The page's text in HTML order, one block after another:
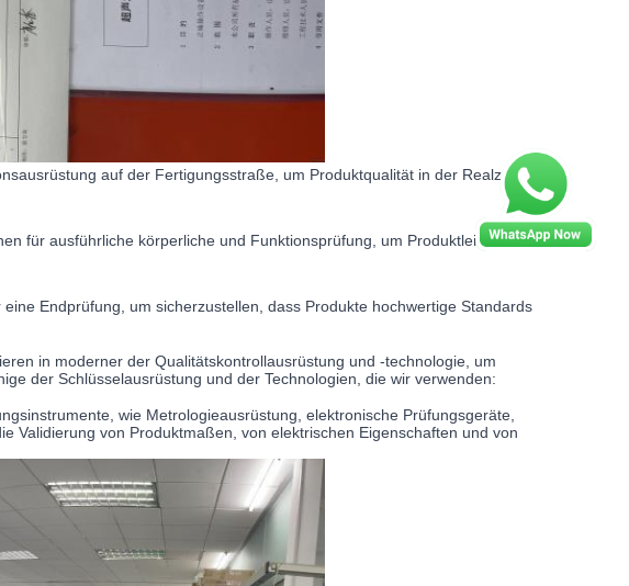
auf der Fertigungsstraße, um Produktqualität in der Realzeit zu
für ausführliche körperliche und Funktionsprüfung, um Produktleistung und
Endprüfung, um sicherzustellen, dass Produkte hochwertige Standards
in moderner der Qualitätskontrollausrüstung und -technologie, um
der Schlüsselausrüstung und der Technologien, die wir verwenden:
wie Metrologieausrüstung, elektronische Prüfungsgeräte,
Validierung von Produktmaßen, von elektrischen Eigenschaften und von